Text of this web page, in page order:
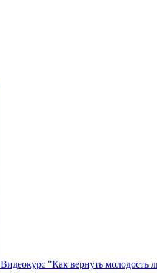
Видеокурс "Как вернуть молодость